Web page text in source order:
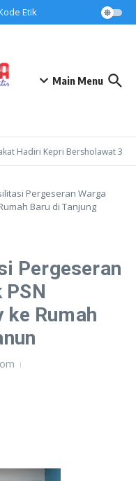
Etik
Main Menu
Hadiri Kepri Bersholawat 3 di
Pergeseran Warga
Baru di Tanjung
Pergeseran
ke Rumah